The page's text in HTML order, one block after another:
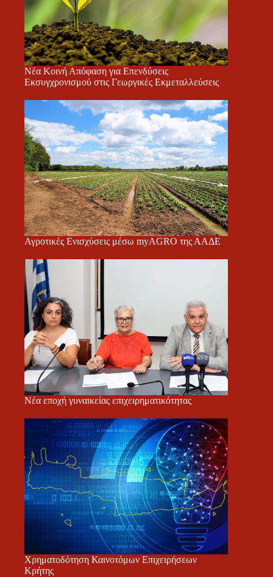
Νέα Κοινή Απόφαση για Επενδύσεις
Εκσυγχρονισμού στις Γεωργικές Εκμεταλλεύσεις
Αγροτικές Ενισχύσεις μέσω myAGRO της ΑΑΔΕ
Νέα εποχή γυναικείας επιχειρηματικότητας
Χρηματοδότηση Καινοτόμων Επιχειρήσεων
Κρήτης